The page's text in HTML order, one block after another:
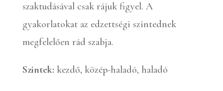
szaktudásával csak rájuk figyel. A
gyakorlatokat az edzettségi szintednek
megfelelően rád szabja.
Szintek: kezdő, közép-haladó, haladó